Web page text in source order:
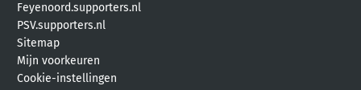
Feyenoord.supporters.nl
PSV.supporters.nl
Sitemap
Mijn voorkeuren
Cookie-instellingen